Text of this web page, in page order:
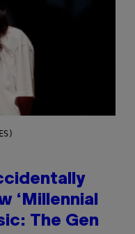
‘Millennial
The Gen